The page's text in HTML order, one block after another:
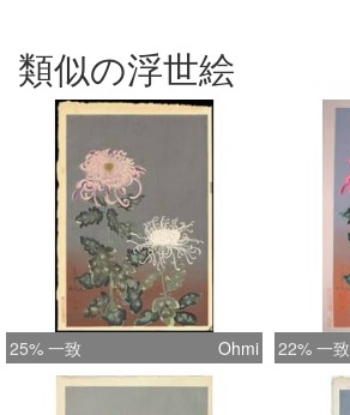
類似の浮世絵
25% 一致 Ohmi 22% 一致